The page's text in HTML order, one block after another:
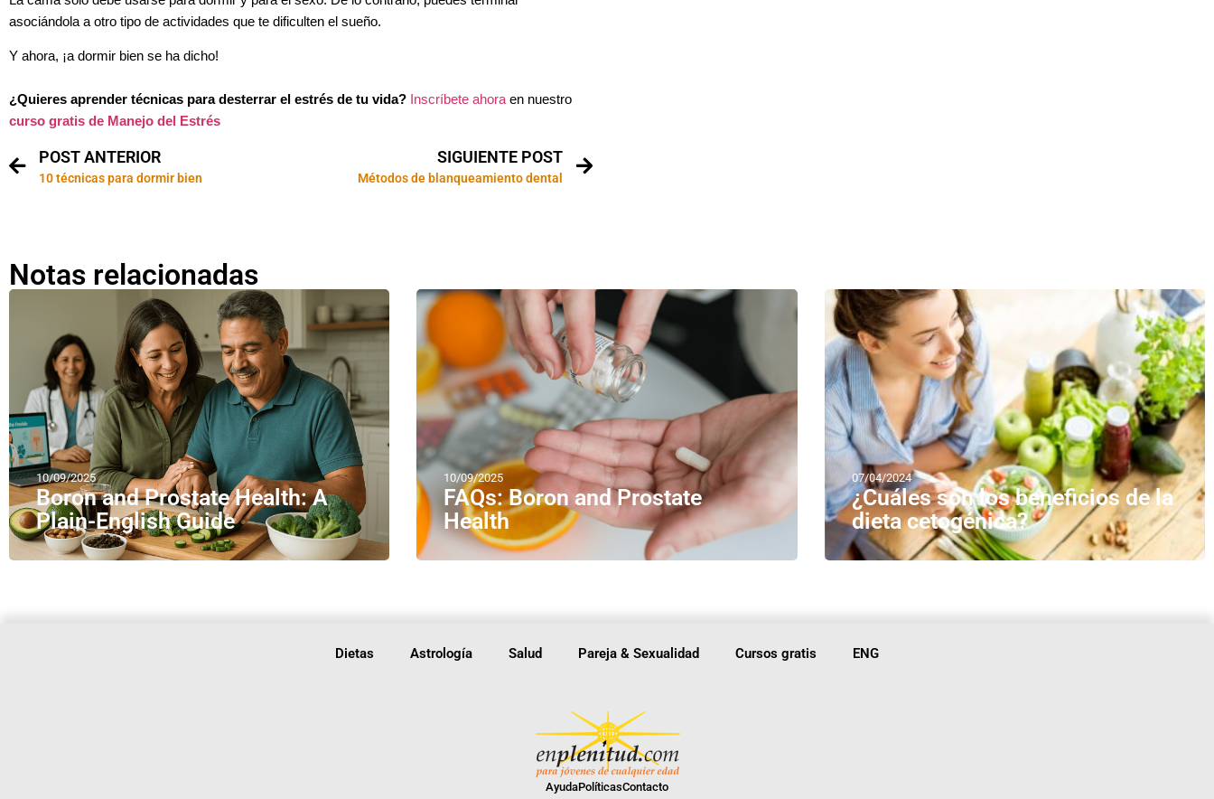
asociándola a otro tipo de actividades que te dificulten el sueño.
Y ahora, ¡a dormir bien se ha dicho!
¿Quieres aprender técnicas para desterrar el estrés de tu vida? Inscríbete ahora en nuestro
curso gratis de Manejo del Estrés
POST ANTERIOR
10 técnicas para dormir bien
SIGUIENTE POST
Métodos de blanqueamiento dental
Notas relacionadas
10/09/2025
Boron and Prostate Health: A
Plain-English Guide
10/09/2025
FAQs: Boron and Prostate
Health
07/04/2024
¿Cuáles son los beneficios de la
dieta cetogénica?
Dietas Astrología Salud Pareja & Sexualidad Cursos gratis ENG
AyudaPolíticasContacto